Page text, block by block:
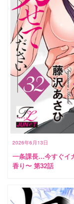
2026年6月13日
一条課長…今すぐイ
香り〜 第32話